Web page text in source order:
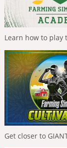
Learn how to
Get closer to